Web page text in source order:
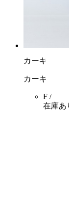
カーキ
カーキ
F /
在庫あ